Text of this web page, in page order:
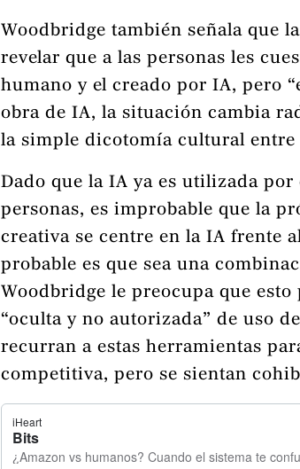
Woodbridge también señala que
revelar que a las personas les
humano y el creado por IA, pero
obra de IA, la situación cambia
la simple dicotomía cultural entre
Dado que la IA ya es utilizada
personas, es improbable que la
creativa se centre en la IA frente
probable es que sea una
Woodbridge le preocupa que esto
“oculta y no autorizada” de uso
recurran a estas herramientas
competitiva, pero se sientan